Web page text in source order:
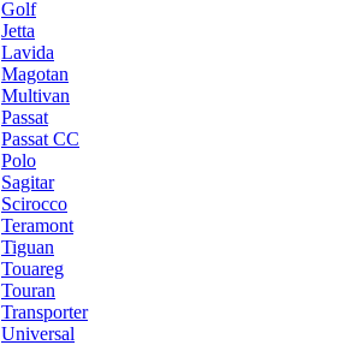
Golf
Jetta
Lavida
Magotan
Multivan
Passat
Passat CC
Polo
Sagitar
Scirocco
Teramont
Tiguan
Touareg
Touran
Transporter
Universal